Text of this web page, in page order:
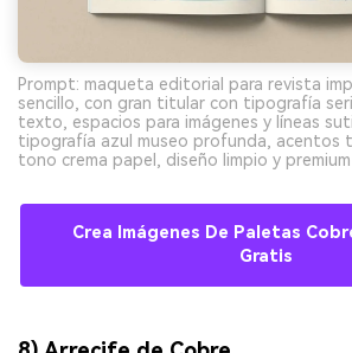
Prompt: maqueta editorial para revista
sencillo, con gran titular con tipografía
texto, espacios para imágenes y líneas
tipografía azul museo profunda, acentos
tono crema papel, diseño limpio y
Crea Imágenes De Paletas
Gratis